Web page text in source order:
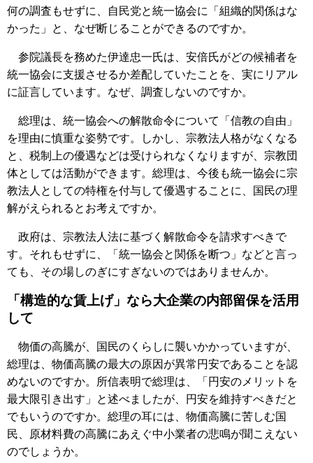
何の調査もせずに、自民党と統一協会に「組織的関係はな
かった」と、なぜ断じることができるのですか。
参院議長を務めた伊達忠一氏は、安倍氏がどの候補者を
統一協会に支援させるか差配していたことを、実にリアル
に証言しています。なぜ、調査しないのですか。
総理は、統一協会への解散命令について「信教の自由」
を理由に慎重な姿勢です。しかし、宗教法人格がなくなる
と、税制上の優遇などは受けられなくなりますが、宗教団
体としては活動ができます。総理は、今後も統一協会に宗
教法人としての特権を付与して優遇することに、国民の理
解がえられるとお考えですか。
政府は、宗教法人法に基づく解散命令を請求すべきで
す。それもせずに、「統一協会と関係を断つ」などと言っ
ても、その場しのぎにすぎないのではありませんか。
「構造的な賃上げ」なら大企業の内部留保を活用
して
物価の高騰が、国民のくらしに襲いかかっていますが、
総理は、物価高騰の最大の原因が異常円安であることを認
めないのですか。所信表明で総理は、「円安のメリットを
最大限引き出す」と述べましたが、円安を維持すべきだと
でもいうのですか。総理の耳には、物価高騰に苦しむ国
民、原材料費の高騰にあえぐ中小業者の悲鳴が聞こえない
のでしょうか。